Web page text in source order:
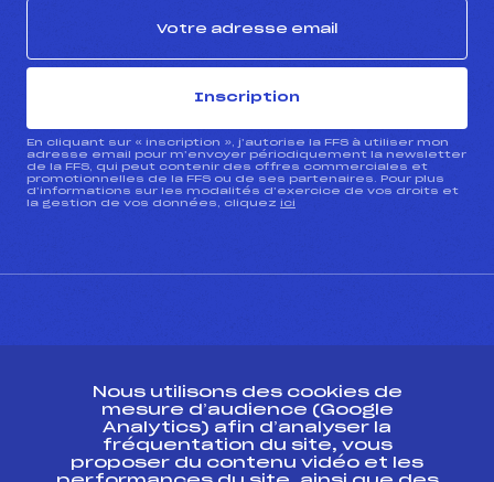
Inscription
En cliquant sur « inscription », j’autorise la FFS à utiliser mon
adresse email pour m’envoyer périodiquement la newsletter
de la FFS, qui peut contenir des offres commerciales et
promotionnelles de la FFS ou de ses partenaires. Pour plus
d’informations sur les modalités d’exercice de vos droits et
la gestion de vos données, cliquez ici
Ressources
Nous utilisons des cookies de
mesure d’audience (Google
Analytics) afin d’analyser la
fréquentation du site, vous
proposer du contenu vidéo et les